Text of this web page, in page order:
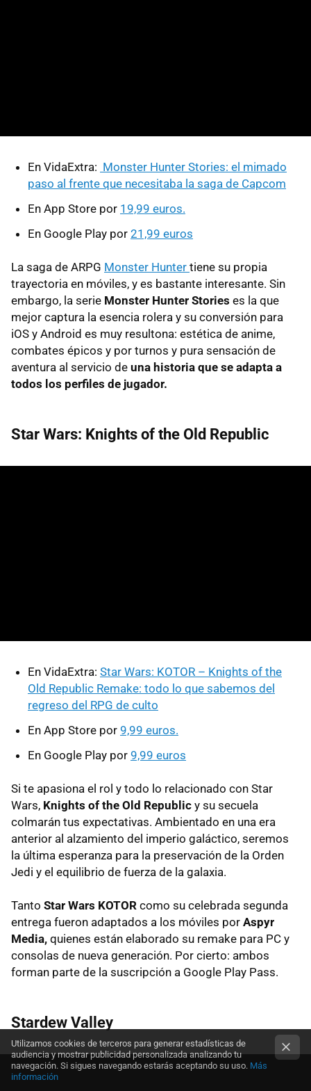
En VidaExtra: Monster Hunter Stories: el mimado
paso al frente que necesitaba la saga de Capcom
En App Store por 19,99 euros.
En Google Play por 21,99 euros
La saga de ARPG Monster Hunter tiene su propia
trayectoria en móviles, y es bastante interesante. Sin
embargo, la serie Monster Hunter Stories es la que
mejor captura la esencia rolera y su conversión para
iOS y Android es muy resultona: estética de anime,
combates épicos y por turnos y pura sensación de
aventura al servicio de una historia que se adapta a
todos los perfiles de jugador.
Star Wars: Knights of the Old Republic
En VidaExtra: Star Wars: KOTOR – Knights of the
Old Republic Remake: todo lo que sabemos del
regreso del RPG de culto
En App Store por 9,99 euros.
En Google Play por 9,99 euros
Si te apasiona el rol y todo lo relacionado con Star
Wars, Knights of the Old Republic y su secuela
colmarán tus expectativas. Ambientado en una era
anterior al alzamiento del imperio galáctico, seremos
la última esperanza para la preservación de la Orden
Jedi y el equilibrio de fuerza de la galaxia.
Tanto Star Wars KOTOR como su celebrada segunda
entrega fueron adaptados a los móviles por Aspyr
Media, quienes están elaborado su remake para PC y
consolas de nueva generación. Por cierto: ambos
forman parte de la suscripción a Google Play Pass.
Stardew Valley
Utilizamos cookies de terceros para generar estadísticas de
audiencia y mostrar publicidad personalizada analizando tu
navegación. Si sigues navegando estarás aceptando su uso. Más
información